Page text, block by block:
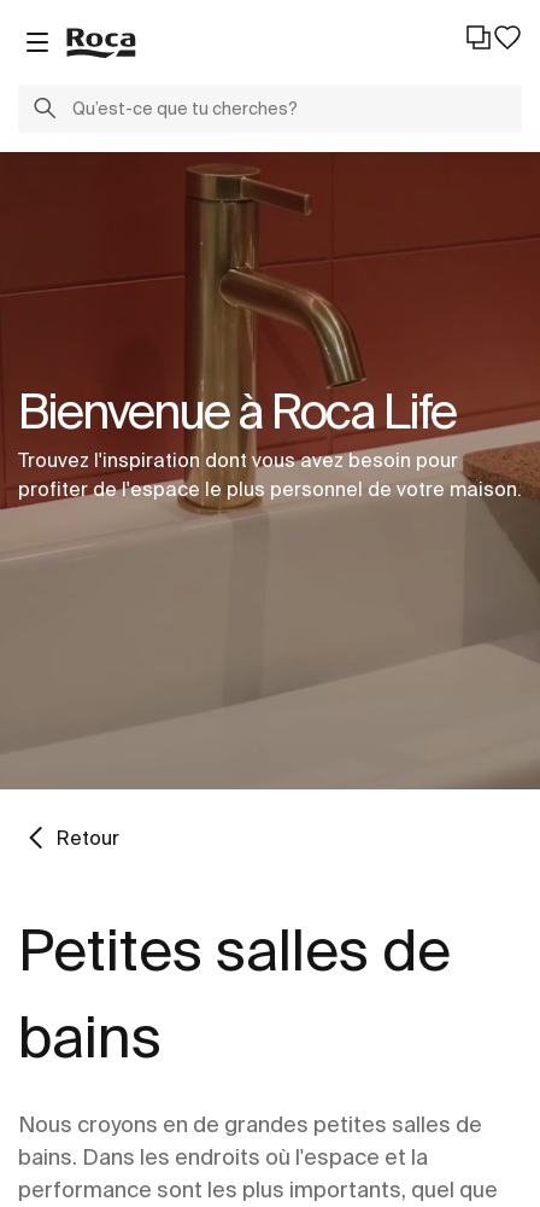
Bienvenue à Roca Life
Trouvez l'inspiration dont vous avez besoin pour
profiter de l'espace le plus personnel de votre maison.
Retour
Petites salles de
bains
Nous croyons en de grandes petites salles de
bains. Dans les endroits où l'espace et la
performance sont les plus importants, quel que